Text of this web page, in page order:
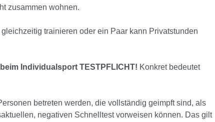
zusammen wohnen.
trainieren oder ein Paar kann Privatstunden
Individualsport TESTPFLICHT! Konkret bedeutet
betreten werden, die vollständig geimpft sind, als
negativen Schnelltest vorweisen können. Das gilt